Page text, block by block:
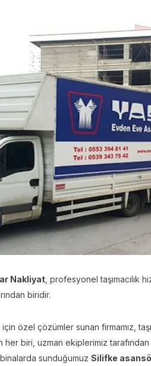
Nakliyat , profesyonel taşımacılık
biridir.
özel çözümler sunan firmamız,
her biri, uzman ekiplerimiz
binalarda sunduğumuz Silifke